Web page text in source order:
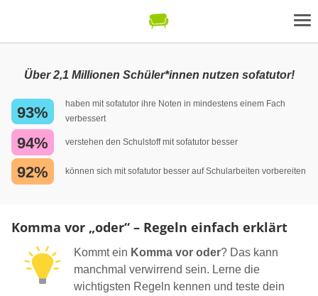
Über 2,1 Millionen Schüler*innen nutzen sofatutor!
93%
haben mit sofatutor ihre Noten in mindestens einem Fach
verbessert
94% verstehen den Schulstoff mit sofatutor besser
92% können sich mit sofatutor besser auf Schularbeiten vorbereiten
Komma vor „oder“ – Regeln einfach erklärt
Kommt ein Komma vor oder? Das kann
manchmal verwirrend sein. Lerne die
wichtigsten Regeln kennen und teste dein